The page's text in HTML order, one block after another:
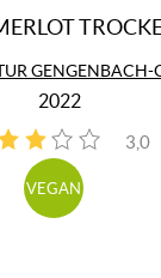
GENGENBACH-
2022
3,0
2
VEGAN